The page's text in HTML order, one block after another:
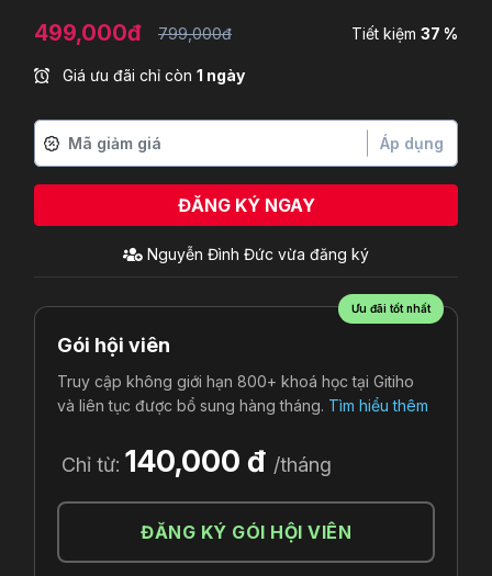
499,000đ 799,000đ Tiết kiệm 37 %
Giá ưu đãi chỉ còn 1 ngày
Áp dụng
ĐĂNG KÝ NGAY
Nguyễn Đình Đức vừa đăng ký
Ưu đãi tốt nhất
Gói hội viên
Truy cập không giới hạn 800+ khoá học tại Gitiho
và liên tục được bổ sung hàng tháng. Tìm hiểu thêm
Chỉ từ: 140,000 đ /tháng
ĐĂNG KÝ GÓI HỘI VIÊN